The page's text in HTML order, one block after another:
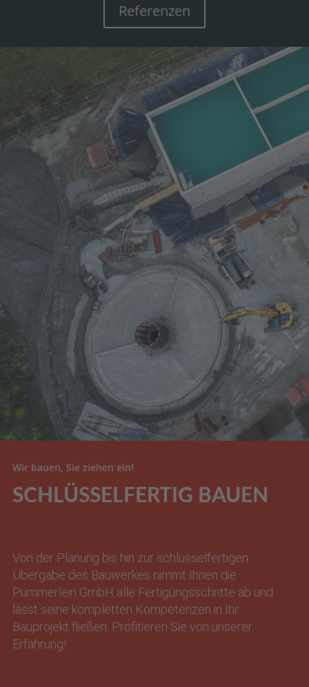
Referenzen
Wir bauen, Sie ziehen ein!
SCHLÜSSELFERTIG BAUEN
Von der Planung bis hin zur schlüsselfertigen
Übergabe des Bauwerkes nimmt Ihnen die
Pümmerlein GmbH alle Fertigungsschritte ab und
lässt seine kompletten Kompetenzen in Ihr
Bauprojekt fließen. Profitieren Sie von unserer
Erfahrung!